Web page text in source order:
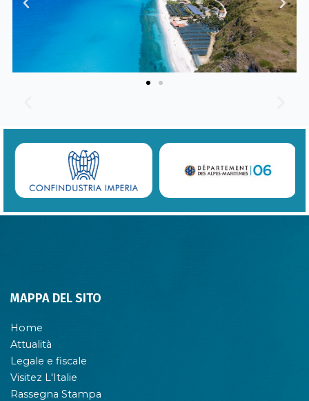
Previous Next
MAPPA DEL SITO
Home
Attualità
Legale e fiscale
Visitez L'Italie
Rassegna Stampa